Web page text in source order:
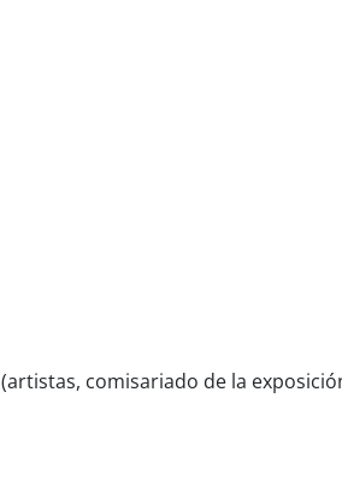
comisariado de la